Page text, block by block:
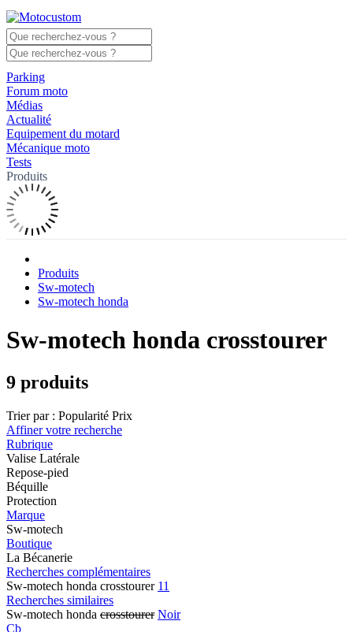
Parking
Forum moto
Médias
Actualité
Equipement du motard
Mécanique moto
Tests
Produits
Produits
Sw-motech
Sw-motech honda
Sw-motech honda crosstourer
9 produits
Trier par : Popularité Prix
Affiner votre recherche
Rubrique
Valise Latérale
Repose-pied
Béquille
Protection
Marque
Sw-motech
Boutique
La Bécanerie
Recherches complémentaires
Sw-motech honda crosstourer 11
Recherches similaires
Sw-motech honda crosstourer Noir
Cb